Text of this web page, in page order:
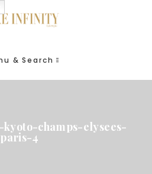
& Search
champs-elysees-
paris-4